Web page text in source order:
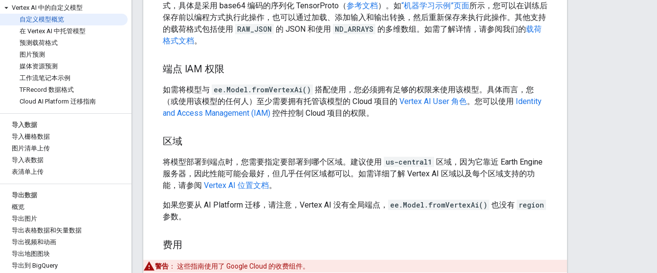
Vertex AI 中的自定义模型
自定义模型概览
在 Vertex AI 中托管模型
预测载荷格式
图片预测
媒体资源预测
工作流笔记本示例
TFRecord 数据格式
Cloud AI Platform 迁移指南
导入数据
导入栅格数据
图片清单上传
导入表数据
表清单上传
导出数据
概览
导出图片
导出表格数据和矢量数据
导出视频和动画
导出地图图块
导出到 BigQuery
式，具体是采用 base64 编码的序列化 TensorProto（参考文档）。如“机器学习示例”页面所示，您可以在训练后
保存前以编程方式执行此操作，也可以通过加载、添加输入和输出转换，然后重新保存来执行此操作。其他支持
的载荷格式包括使用 RAW_JSON 的 JSON 和使用 ND_ARRAYS 的多维数组。如需了解详情，请参阅我们的载荷
格式文档。
端点 IAM 权限
如需将模型与 ee.Model.fromVertexAi() 搭配使用，您必须拥有足够的权限来使用该模型。具体而言，您
（或使用该模型的任何人）至少需要拥有托管该模型的 Cloud 项目的 Vertex AI User 角色。您可以使用 Identity
and Access Management (IAM) 控件控制 Cloud 项目的权限。
区域
将模型部署到端点时，您需要指定要部署到哪个区域。建议使用 us-central1
区域，因为它靠近 Earth Engine
服务器，因此性能可能会最好，但几乎任何区域都可以。如需详细了解 Vertex AI 区域以及每个区域支持的功
能，请参阅 Vertex AI 位置文档。
如果您要从 AI Platform 迁移，请注意，Vertex AI 没有全局端点， ee.Model.fromVertexAi() 也没有 region
参数。
费用
警告 ： 这些指南使用了 Google Cloud 的收费组件。